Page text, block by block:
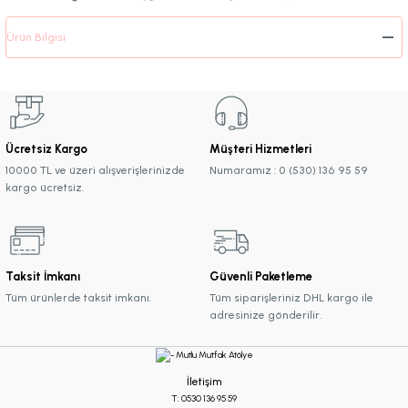
Ürün Bilgisi
Ücretsiz Kargo
10000 TL ve üzeri alışverişlerinizde
kargo ücretsiz.
Müşteri Hizmetleri
Numaramız : 0 (530) 136 95 59
Taksit İmkanı
Tüm ürünlerde taksit imkanı.
Güvenli Paketleme
Tüm siparişleriniz DHL kargo ile
adresinize gönderilir.
İletişim
T: 0530 136 95 59